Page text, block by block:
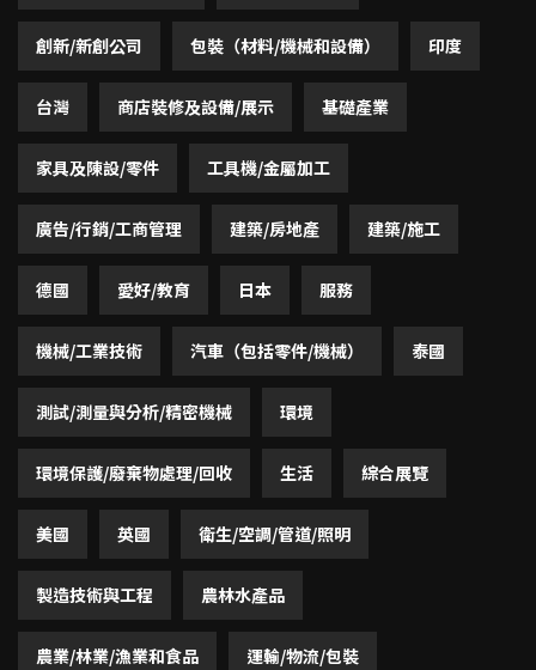
創新/新創公司 包裝（材料/機械和設備） 印度
台灣 商店裝修及設備/展示 基礎產業
家具及陳設/零件 工具機/金屬加工
廣告/行銷/工商管理 建築/房地產 建築/施工
德國 愛好/教育 日本 服務
機械/工業技術 汽車（包括零件/機械） 泰國
測試/測量與分析/精密機械 環境
環境保護/廢棄物處理/回收 生活 綜合展覽
美國 英國 衛生/空調/管道/照明
製造技術與工程 農林水產品
農業/林業/漁業和食品 運輸/物流/包裝